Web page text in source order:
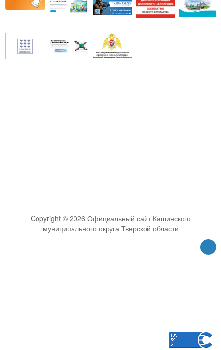
Copyright © 2026 Официальный сайт Кашинского
муниципального округа Тверской области